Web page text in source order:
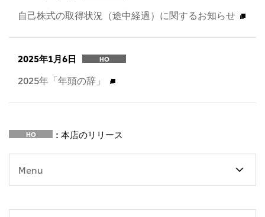
自己株式の取得状況（途中経過）に関するお知らせ
2025年1月6日 HO
2025年「年頭の辞」
HO : 本店のリリース
Menu